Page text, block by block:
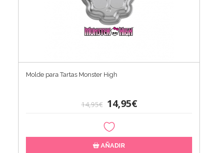
Molde para Tartas Monster High
14,95€ 14,95€
AÑADIR